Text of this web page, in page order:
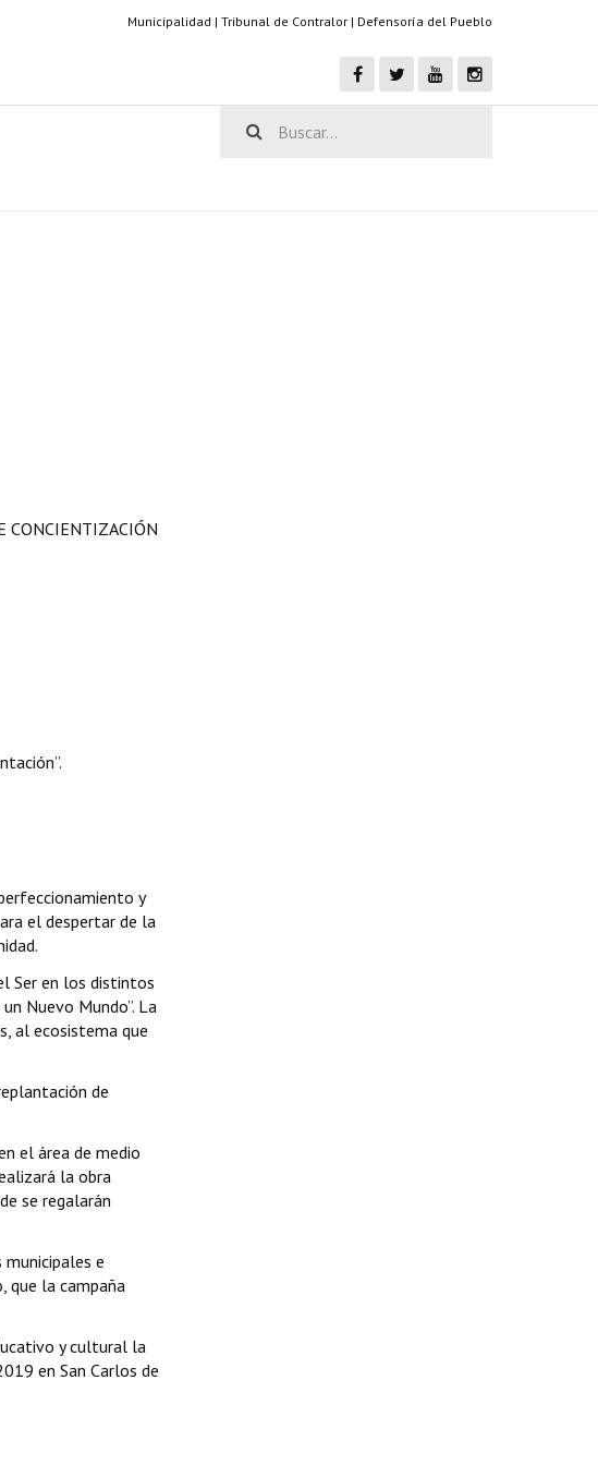
Municipalidad | Tribunal de Contralor | Defensoría del Pueblo
CONCIENTIZACIÓN
y
el despertar de la
Ser en los distintos
Nuevo Mundo”. La
al ecosistema que
de
el área de medio
la obra
se regalarán
e
que la campaña
y cultural la
en San Carlos de